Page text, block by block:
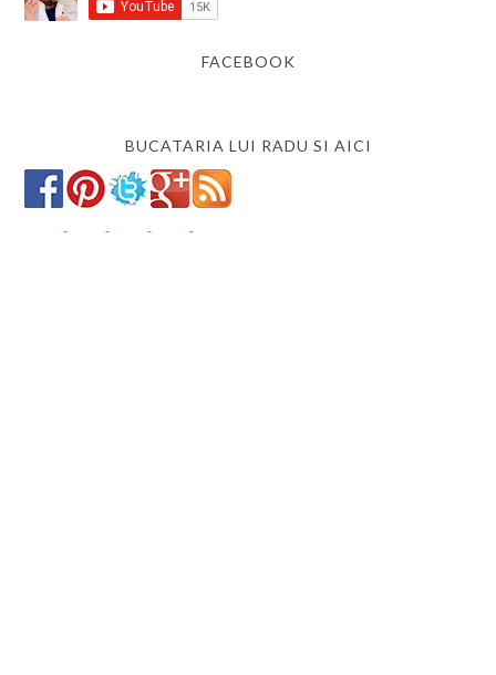
FACEBOOK
BUCATARIA LUI RADU SI AICI